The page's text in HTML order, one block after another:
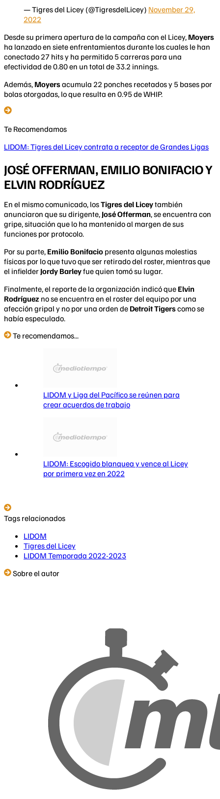
— Tigres del Licey (@TigresdelLicey) November 29,
2022
Desde su primera apertura de la campaña con el Licey, Moyers
ha lanzado en siete enfrentamientos durante los cuales le han
conectado 27 hits y ha permitido 5 carreras para una
efectividad de 0.80 en un total de 33.2 innings.
Además, Moyersacumula 22 ponches recetados y 5 bases por
bolas otorgadas, lo que resulta en 0.95 de WHIP.
Te Recomendamos
LIDOM: Tigres del Licey contrata a receptor de Grandes Ligas
JOSÉ OFFERMAN, EMILIO BONIFACIO Y
ELVIN RODRÍGUEZ
En el mismo comunicado, losTigres del Liceytambién
anunciaron que su dirigente, José Offerman, se encuentra con
gripe, situación que lo ha mantenido al margen de sus
funciones por protocolo.
Por su parte, Emilio Bonifacio presenta algunas molestias
físicas por lo que tuvo que ser retirado del roster, mientras que
el infielder Jordy Barleyfue quien tomó su lugar.
Finalmente, el reporte de la organización indicó que Elvin
Rodríguez no se encuentra en el roster del equipo por una
afección gripal y no por una orden de Detroit Tigerscomo se
había especulado.
Te recomendamos...
LIDOM y Liga del Pacífico se reúnen para
crear acuerdos de trabajo
LIDOM: Escogido blanquea y vence al Licey
por primera vez en 2022
Tags relacionados
LIDOM
Tigres del Licey
LIDOM Temporada 2022-2023
Sobre el autor